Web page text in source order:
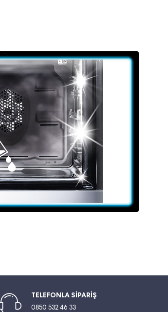
TELEFONLA SİPARİŞ
0850 532 46 33